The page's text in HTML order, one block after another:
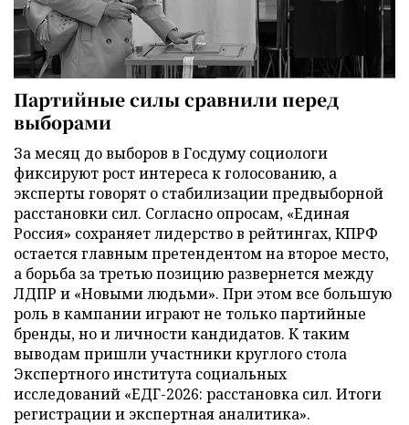
Партийные силы сравнили перед
выборами
За месяц до выборов в Госдуму социологи
фиксируют рост интереса к голосованию, а
эксперты говорят о стабилизации предвыборной
расстановки сил. Согласно опросам, «Единая
Россия» сохраняет лидерство в рейтингах, КПРФ
остается главным претендентом на второе место,
а борьба за третью позицию развернется между
ЛДПР и «Новыми людьми». При этом все большую
роль в кампании играют не только партийные
бренды, но и личности кандидатов. К таким
выводам пришли участники круглого стола
Экспертного института социальных
исследований «ЕДГ-2026: расстановка сил. Итоги
регистрации и экспертная аналитика».